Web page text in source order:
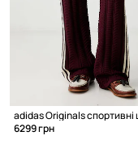
6299 грн